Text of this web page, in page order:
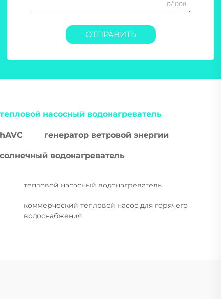
0/1000
ОТПРАВИТЬ
тепловой насосный водонагреватель
hAVC генератор ветровой энергии
солнечный водонагреватель
тепловой насосный водонагреватель
коммерческий тепловой насос для горячего
водоснабжения